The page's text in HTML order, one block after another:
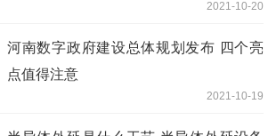
2021-10-20
河南数字政府建设总体规划发布 四个亮
点值得注意
2021-10-19